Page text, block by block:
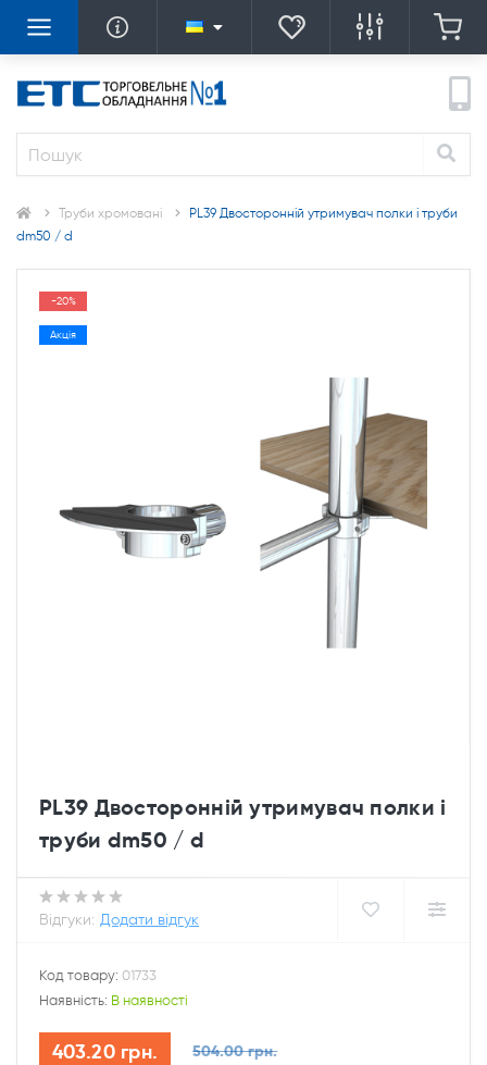
Труби хромовані
PL39 Двосторонній утримувач полки і труби
dm50 / d
-20%
Акція
PL39 Двосторонній утримувач полки і
труби dm50 / d
Відгуки: Додати відгук
Код товару: 01733
Наявність: В наявності
403.20 грн. 504.00 грн.